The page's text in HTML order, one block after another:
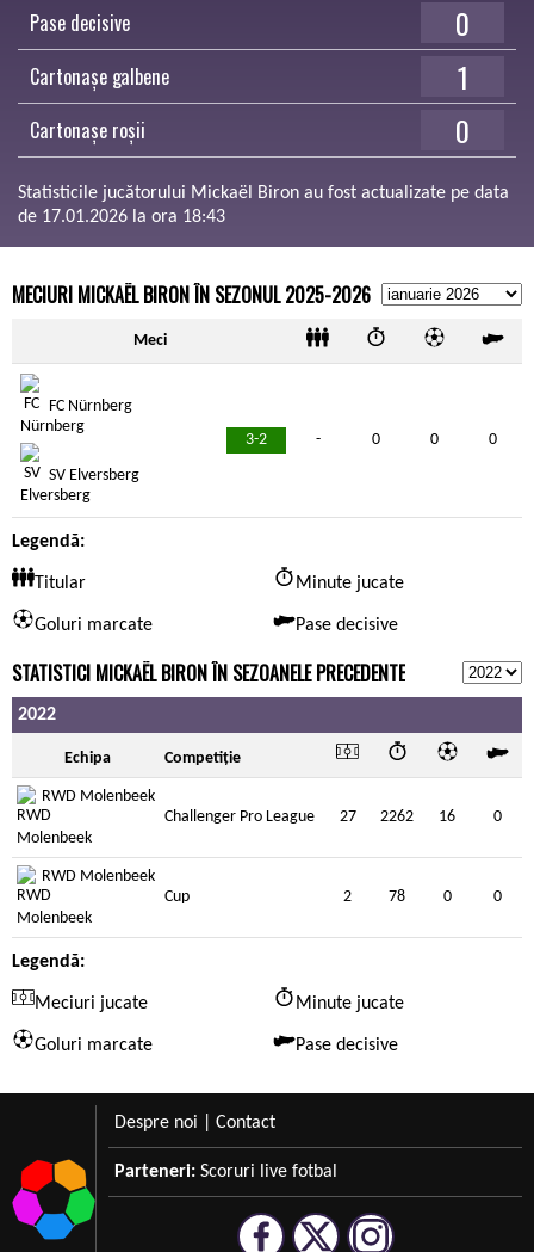
Pase decisive 0
Cartonașe galbene 1
Cartonașe roșii 0
Statisticile jucătorului Mickaël Biron au fost actualizate pe data
de 17.01.2026 la ora 18:43
MECIURI MICKAËL BIRON ÎN SEZONUL 2025-2026
Meci
FC Nürnberg
3-2
SV Elversberg
- 0 0 0
Legendă:
Titular Minute jucate
Goluri marcate Pase decisive
STATISTICI MICKAËL BIRON ÎN SEZOANELE PRECEDENTE
2022
Echipa Competiție
RWD Molenbeek
Challenger Pro League
27 2262 16 0
RWD Molenbeek
Cup
2 78 0 0
Legendă:
Meciuri jucate Minute jucate
Goluri marcate Pase decisive
Despre noi Contact
Parteneri: Scoruri live fotbal